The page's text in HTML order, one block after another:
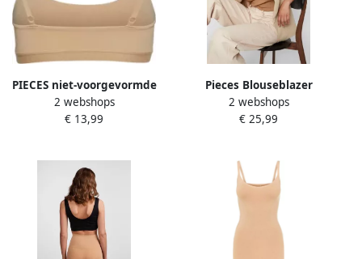
PIECES niet-voorgevormde
bh top PCNAMEE beige
2 webshops
€ 13,99
Pieces Blouseblazer
PCBOSELLA 3 4 BLAZER
NOOS met plooidetail op de
2 webshops
€ 25,99